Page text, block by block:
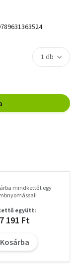
mindkettőt egy
együtt:
7 191 Ft
Kosárba